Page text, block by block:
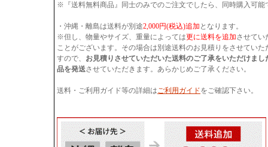
※『送料無料商品』同士のみでのご注文でしたら、同時購入可能
・沖縄・離島は送料が別途2,000円(税込)追加 となります。
※但し、物量やサイズ、重量によっては更に送料を追加させてい
ことがございます。その場合は別途送料のお見積りをさせていた
すので、 お見積りさせていただいた送料のご了承をいただけまし
品を発送させていただきます。あらかじめご了承ください。
送料・ご利用ガイド等の詳細はご利用ガイドをご確認下さい。